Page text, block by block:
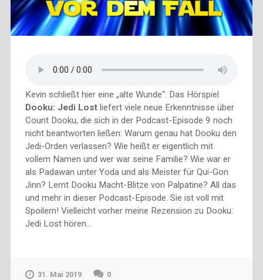
Kevin schließt hier eine „alte Wunde“: Das Hörspiel
Dooku: Jedi Lostliefert viele neue Erkenntnisse über
Count Dooku, die sich in der Podcast-Episode 9 noch
nicht beantworten ließen: Warum genau hat Dooku den
Jedi-Orden verlassen? Wie heißt er eigentlich mit
vollem Namen und wer war seine Familie? Wie war er
als Padawan unter Yoda und als Meister für Qui-Gon
Jinn? Lernt Dooku Macht-Blitze von Palpatine? All das
und mehr in dieser Podcast-Episode. Sie ist voll mit
Spoilern! Vielleicht vorher meine Rezension zu Dooku:
Jedi Lost hören…
31. Mai 2019 0